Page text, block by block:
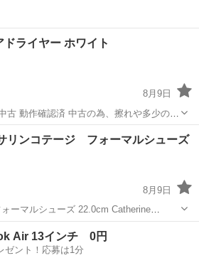
ドライヤー ホワイト
8月9日
古 動作確認済 中古の為、擦れや多少の破
で、あらかじめご了承ください。 少しで
えください。 ■その他 ・おまと
リンコテージ フォーマルシューズ
8月9日
シューズ 22.0cm Catherine
）の黒いフォーマルシューズです。 エ
クで、シンプルながらとても上品なデザ
Air 13インチ 0円
ゼント！応募は1分